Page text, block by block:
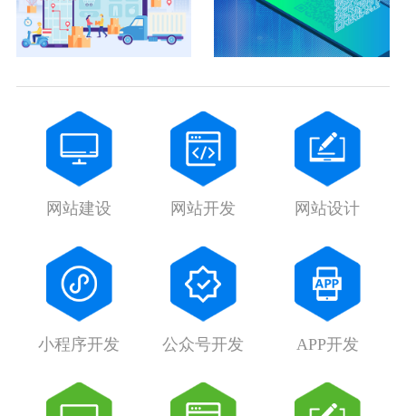
网站建设 网站开发 网站设计
小程序开发 公众号开发 APP开发